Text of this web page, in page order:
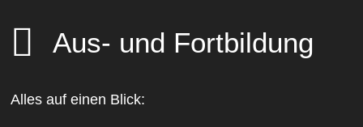
Aus- und Fortbildung
Alles auf einen Blick: